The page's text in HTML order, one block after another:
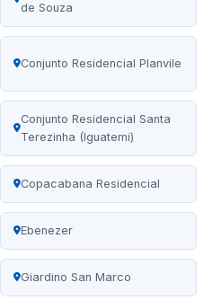
de Souza
Conjunto Residencial Planvile
Conjunto Residencial Santa
Terezinha (Iguatemi)
Copacabana Residencial
Ebenezer
Giardino San Marco